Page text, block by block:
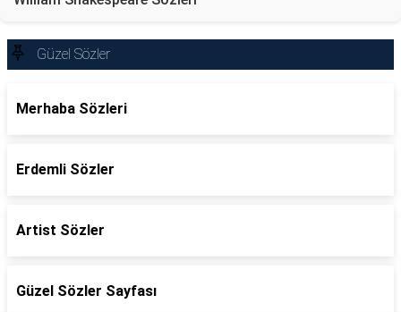
Güzel Sözler
Merhaba Sözleri
Erdemli Sözler
Artist Sözler
Güzel Sözler Sayfası